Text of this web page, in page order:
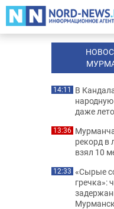
14:11 В
даже
13:36
рекорд в
взял 10
12:33 «Сырые
гречка»: